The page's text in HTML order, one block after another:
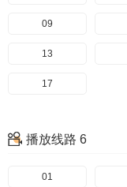
09
13
17
播放线路 6
01